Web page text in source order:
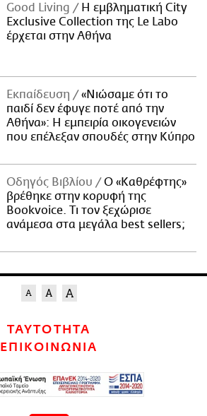
Good Living
Η εμβληματική City
Exclusive Collection της Le Labo
έρχεται στην Αθήνα
Εκπαίδευση
«Νιώσαμε ότι το
παιδί δεν έφυγε ποτέ από την
Αθήνα»: Η εμπειρία οικογενειών
που επέλεξαν σπουδές στην Κύπρο
Οδηγός Βιβλίου
Ο «Καθρέφτης»
βρέθηκε στην κορυφή της
Bookvoice. Τι τον ξεχώρισε
ανάμεσα στα μεγάλα best sellers;
ΤΑΥΤΟΤΗΤΑ
ΕΠΙΚΟΙΝΩΝΙΑ